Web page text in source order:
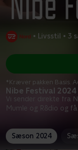
• Livsstil • 3
Nibe Festival 2024
Vi sender direkte fra
Mumle og R8dio og
*Kræver pakken Basis.
Sæson 2024